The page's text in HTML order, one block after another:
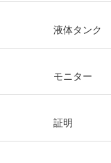
液体タンク
モニター
証明